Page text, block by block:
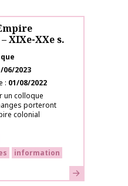
XIXe-XXe s.
06/2023
01/08/2022
un colloque
porteront
colonial
information
En savoir plus